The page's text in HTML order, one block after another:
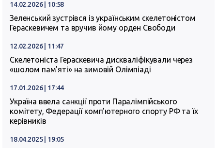
14.02.2026 | 10:58
Зеленський зустрівся із українським скелетоністом
Гераскевичем та вручив йому орден Свободи
12.02.2026 | 11:47
Скелетоніста Гераскевича дискваліфікували через
«шолом пам’яті» на зимовій Олімпіаді
17.01.2026 | 17:44
Україна ввела санкції проти Паралімпійського
комітету, Федерації комп’ютерного спорту РФ та їх
керівників
18.04.2025 | 19:05